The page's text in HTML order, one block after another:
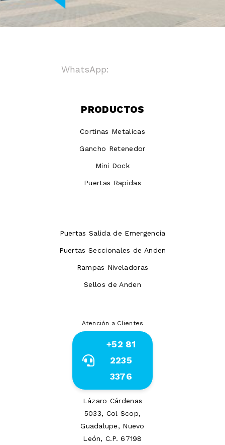
WhatsApp:
PRODUCTOS
Cortinas Metalicas
Gancho Retenedor
Mini Dock
Puertas Rapidas
Puertas Salida de Emergencia
Puertas Seccionales de Anden
Rampas Niveladoras
Sellos de Anden
Atención a Clientes
+52 81
2235
3376
Lázaro Cárdenas
5033, Col Scop,
Guadalupe, Nuevo
León, C.P. 67198